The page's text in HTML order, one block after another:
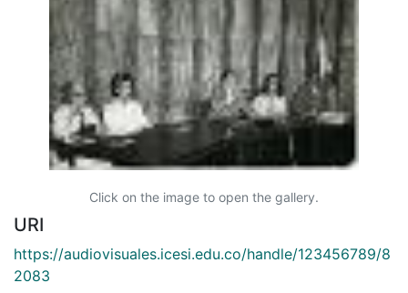
Click on the image to open the gallery.
URI
https://audiovisuales.icesi.edu.co/handle/123456789/8
2083